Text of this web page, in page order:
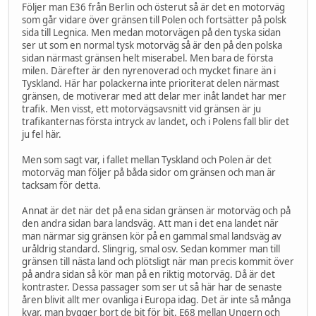
Följer man E36 från Berlin och österut så är det en motorväg
som går vidare över gränsen till Polen och fortsätter på polsk
sida till Legnica. Men medan motorvägen på den tyska sidan
ser ut som en normal tysk motorväg så är den på den polska
sidan närmast gränsen helt miserabel. Men bara de första
milen. Därefter är den nyrenoverad och mycket finare än i
Tyskland. Här har polackerna inte prioriterat delen närmast
gränsen, de motiverar med att delar mer inåt landet har mer
trafik. Men visst, ett motorvägsavsnitt vid gränsen är ju
trafikanternas första intryck av landet, och i Polens fall blir det
ju fel här.
Men som sagt var, i fallet mellan Tyskland och Polen är det
motorväg man följer på båda sidor om gränsen och man är
tacksam för detta.
Annat är det när det på ena sidan gränsen är motorväg och på
den andra sidan bara landsväg. Att man i det ena landet när
man närmar sig gränsen kör på en gammal smal landsväg av
uråldrig standard. Slingrig, smal osv. Sedan kommer man till
gränsen till nästa land och plötsligt när man precis kommit över
på andra sidan så kör man på en riktig motorväg. Då är det
kontraster. Dessa passager som ser ut så här har de senaste
åren blivit allt mer ovanliga i Europa idag. Det är inte så många
kvar, man bygger bort de bit för bit. E68 mellan Ungern och